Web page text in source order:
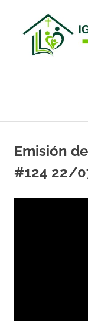
contenido
Valencia
Emisión
#124 22/